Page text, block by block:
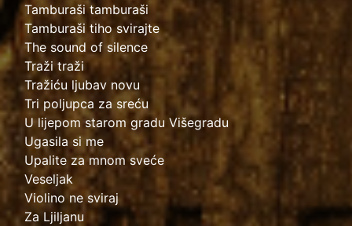
Tamburaši tamburaši
Tamburaši tiho svirajte
The sound of silence
Traži traži
Tražiću ljubav novu
Tri poljupca za sreću
U lijepom starom gradu Višegradu
Ugasila si me
Upalite za mnom sveće
Veseljak
Violino ne sviraj
Za Ljiljanu